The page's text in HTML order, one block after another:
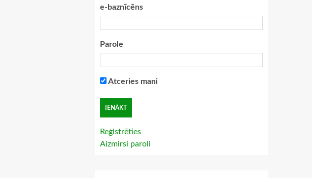
e-baznīcēns
Parole
Atceries mani
Reģistrēties
Aizmirsi paroli